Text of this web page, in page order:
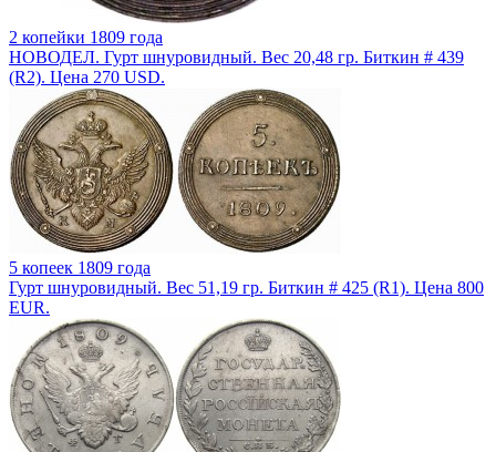
2 копейки 1809 года
НОВОДЕЛ. Гурт шнуровидный. Вес 20,48 гр. Биткин # 439
(R2). Цена 270 USD.
5 копеек 1809 года
Гурт шнуровидный. Вес 51,19 гр. Биткин # 425 (R1). Цена 800
EUR.